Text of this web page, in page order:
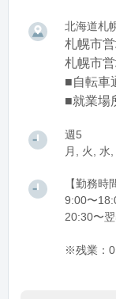
北海道札
札幌市
札幌市
■自転車
■就業場
週5
月, 火, 水
【勤務
9:00〜
20:30〜
※残業：0